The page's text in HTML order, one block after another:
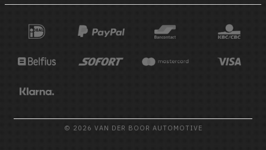
© 2026 VAN DER BOOR AUTOMOTIVE